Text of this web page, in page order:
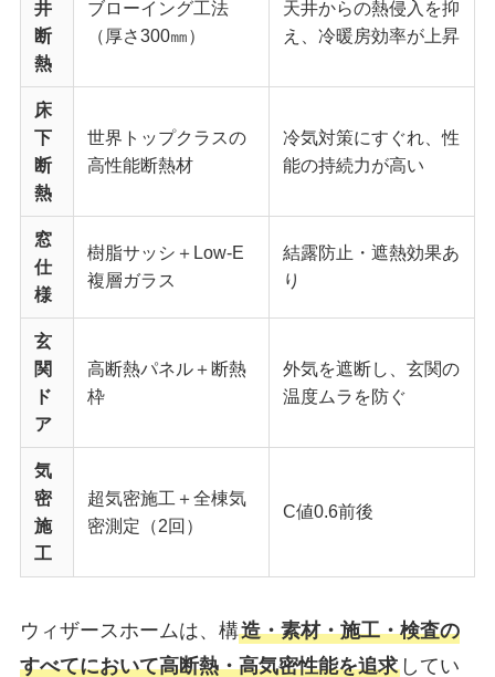
井
断
熱
ブローイング工法
（厚さ300㎜）
天井からの熱侵入を抑
え、冷暖房効率が上昇
床
下
断
熱
世界トップクラスの
高性能断熱材
冷気対策にすぐれ、性
能の持続力が高い
窓
仕
様
樹脂サッシ＋Low-E
複層ガラス
結露防止・遮熱効果あ
り
玄
関
ド
ア
高断熱パネル＋断熱
枠
外気を遮断し、玄関の
温度ムラを防ぐ
気
密
施
工
超気密施工＋全棟気
密測定（2回）
C値0.6前後
ウィザースホームは、構造・素材・施工・検査の
すべてにおいて高断熱・高気密性能を追求してい